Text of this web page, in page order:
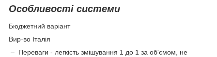
Особливості системи
Бюджетний варіант
Вир-во Італія
– Переваги - легкість змішування 1 до 1 за об'ємом, не